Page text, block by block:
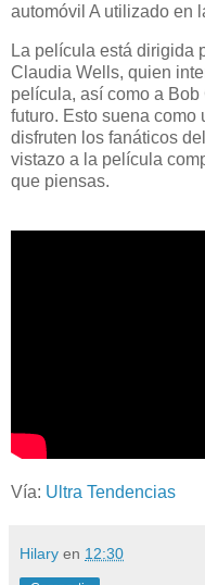
automóvil A utilizado en
La película está dirigida
Claudia Wells, quien
película, así como a Bob
futuro. Esto suena como
disfruten los fanáticos
vistazo a la película
que piensas.
Vía: Ultra Tendencias
Hilary en 12:30